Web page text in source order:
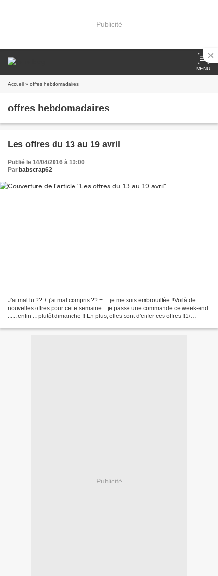
Publicité
MENU
Accueil » offres hebdomadaires
offres hebdomadaires
Les offres du 13 au 19 avril
Publié le 14/04/2016 à 10:00
Par babscrap62
J'ai mal lu ?? + j'ai mal compris ?? =.... je me suis embrouillée !!Voilà de
nouvelles offres pour cette semaine... je passe une commande ce week-end
...... enfin ... plutôt dimanche !! En plus, elles sont d'enfer ces offres !!1/
Publicité